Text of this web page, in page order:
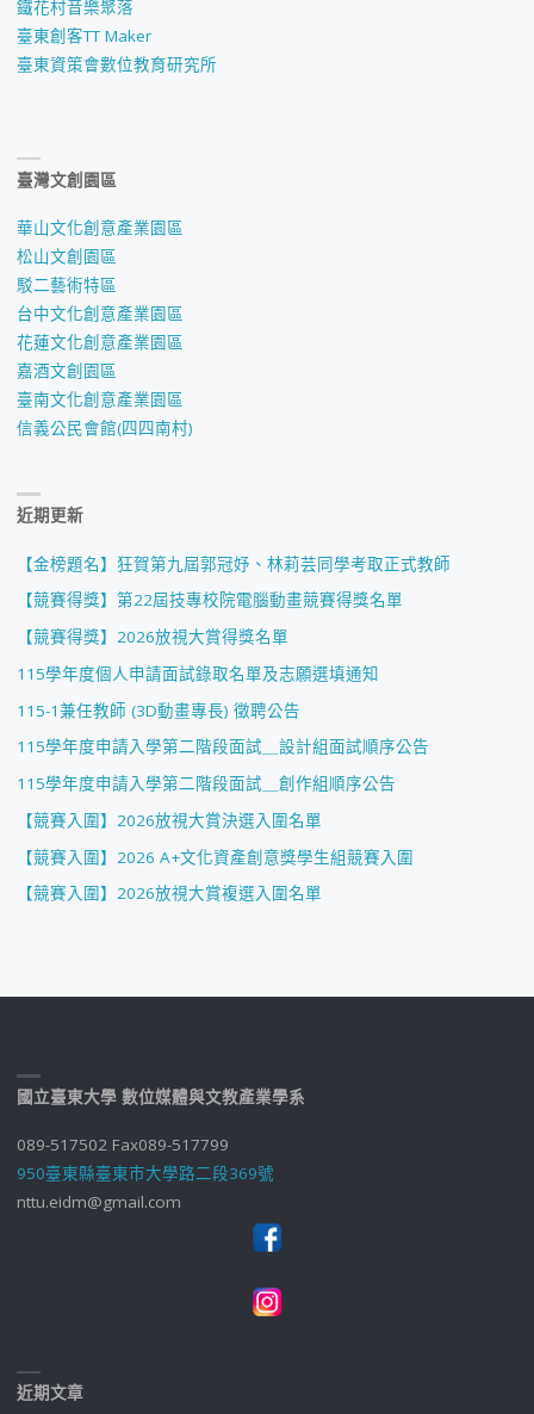
鐵花村音樂聚落
臺東創客TT Maker
臺東資策會數位教育研究所
臺灣文創園區
華山文化創意產業園區
松山文創園區
駁二藝術特區
台中文化創意產業園區
花蓮文化創意產業園區
嘉酒文創園區
臺南文化創意產業園區
信義公民會館(四四南村)
近期更新
【金榜題名】狂賀第九屆郭冠妤、林莉芸同學考取正式教師
【競賽得獎】第22屆技專校院電腦動畫競賽得獎名單
【競賽得獎】2026放視大賞得獎名單
115學年度個人申請面試錄取名單及志願選填通知
115-1兼任教師 (3D動畫專長) 徵聘公告
115學年度申請入學第二階段面試＿設計組面試順序公告
115學年度申請入學第二階段面試＿創作組順序公告
【競賽入圍】2026放視大賞決選入圍名單
【競賽入圍】2026 A+文化資產創意獎學生組競賽入圍
【競賽入圍】2026放視大賞複選入圍名單
國立臺東大學 數位媒體與文教產業學系
089-517502 Fax089-517799
950臺東縣臺東市大學路二段369號
nttu.eidm@gmail.com
近期文章